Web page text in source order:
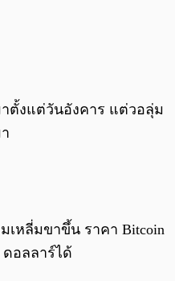
ตั้งแต่วันอังคาร แต่วอลุ่ม
เหลี่มขาขึ้น ราคา Bitcoin
อลลาร์ได้